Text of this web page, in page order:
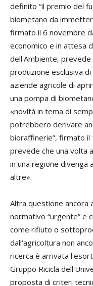
definito “il premio del
biometano da
firmato il 6 novembre
economico e in attesa
dell'Ambiente,
produzione esclusiva
aziende agricole di
una pompa di
«novità in tema di
potrebbero derivare
bioraffinerie”, firmato
prevede che una volta
in una regione divenga
altre».
Altra questione ancora
normativo “urgente” e
come rifiuto o
dall'agricoltura non
ricerca è arrivata
Gruppo Ricicla
proposta di criteri